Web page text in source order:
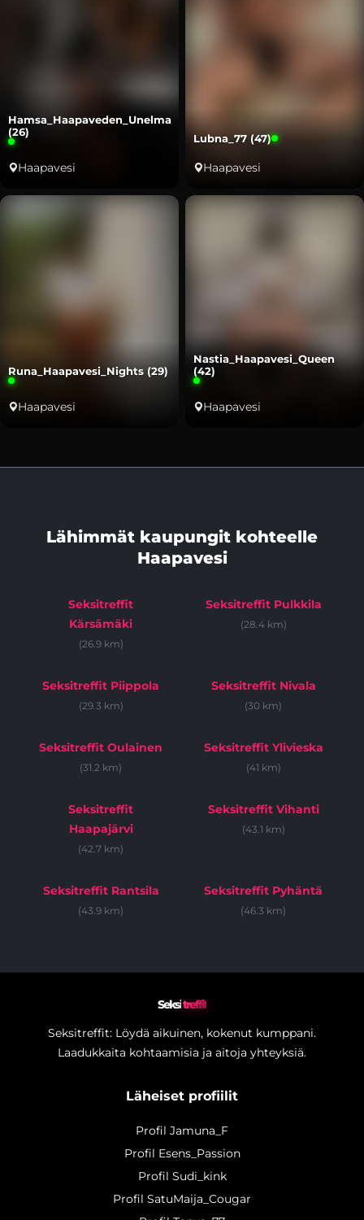
Hamsa_Haapaveden_Unelma
(26)
Haapavesi
Lubna_77 (47)
Haapavesi
Runa_Haapavesi_Nights (29)
Haapavesi
Nastia_Haapavesi_Queen
(42)
Haapavesi
Lähimmät kaupungit kohteelle
Haapavesi
Seksitreffit
Kärsämäki
(26.9 km)
Seksitreffit Pulkkila
(28.4 km)
Seksitreffit Piippola
(29.3 km)
Seksitreffit Nivala
(30 km)
Seksitreffit Oulainen
(31.2 km)
Seksitreffit Ylivieska
(41 km)
Seksitreffit
Haapajärvi
(42.7 km)
Seksitreffit Vihanti
(43.1 km)
Seksitreffit Rantsila
(43.9 km)
Seksitreffit Pyhäntä
(46.3 km)
Seksitreffit
Seksitreffit: Löydä aikuinen, kokenut kumppani.
Laadukkaita kohtaamisia ja aitoja yhteyksiä.
Läheiset profiilit
Profil Jamuna_F
Profil Esens_Passion
Profil Sudi_kink
Profil SatuMaija_Cougar